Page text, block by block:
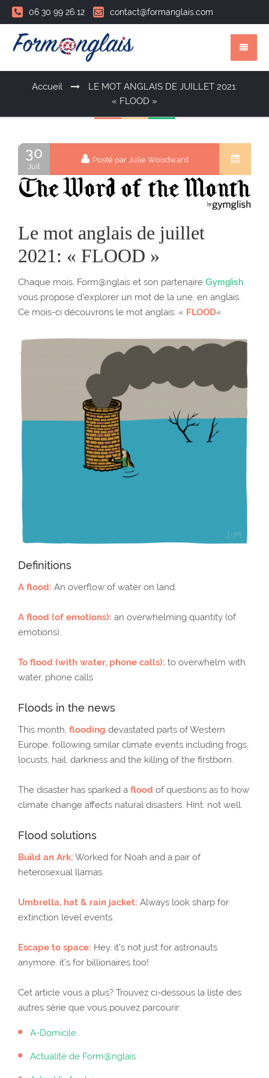
06 30 99 26 12 contact@formanglais.com
Accueil
LE MOT ANGLAIS DE JUILLET 2021:
« FLOOD »
30
Juil
Posté par Julie Woodward
Le mot anglais de juillet
2021: « FLOOD »
Chaque mois, Form@nglais et son partenaire Gymglish
vous propose d’explorer un mot de la une, en anglais.
Ce mois-ci découvrons le mot anglais: « FLOOD«
Definitions
A flood: An overflow of water on land.
A flood (of emotions): an overwhelming quantity (of
emotions).
To flood (with water, phone calls): to overwhelm with
water, phone calls
Floods in the news
This month, flooding devastated parts of Western
Europe, following similar climate events including frogs,
locusts, hail, darkness and the killing of the firstborn.
The disaster has sparked a flood of questions as to how
climate change affects natural disasters. Hint: not well.
Flood solutions
Build an Ark: Worked for Noah and a pair of
heterosexual llamas.
Umbrella, hat & rain jacket: Always look sharp for
extinction level events.
Escape to space: Hey, it’s not just for astronauts
anymore, it’s for billionaires too!
Cet article vous a plus? Trouvez ci-dessous la liste des
autres série que vous pouvez parcourir:
A-Domicile
Actualité de Form@nglais